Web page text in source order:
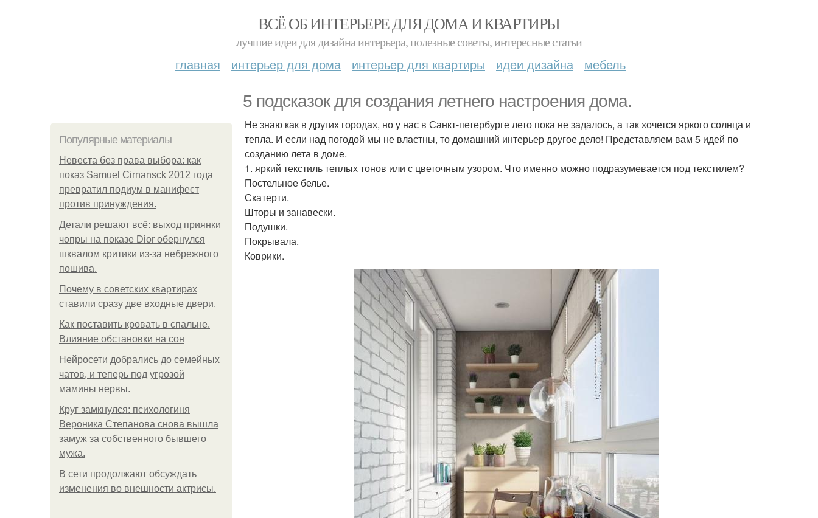
ВСЁ ОБ ИНТЕРЬЕРЕ ДЛЯ ДОМА И КВАРТИРЫ
лучшие идеи для дизайна интерьера, полезные советы, интересные статьи
главная интерьер для дома интерьер для квартиры идеи дизайна мебель
5 подсказок для создания летнего настроения дома.
Популярные материалы
Невеста без права выбора: как
показ Samuel Cirnansck 2012 года
превратил подиум в манифест
против принуждения.
Детали решают всё: выход приянки
чопры на показе Dior обернулся
шквалом критики из-за небрежного
пошива.
Почему в советских квартирах
ставили сразу две входные двери.
Как поставить кровать в спальне.
Влияние обстановки на сон
Нейросети добрались до семейных
чатов, и теперь под угрозой
мамины нервы.
Круг замкнулся: психологиня
Вероника Степанова снова вышла
замуж за собственного бывшего
мужа.
В сети продолжают обсуждать
изменения во внешности актрисы.
Не знаю как в других городах, но у нас в Санкт-петербурге лето пока не задалось, а так хочется яркого солнца и
тепла. И если над погодой мы не властны, то домашний интерьер другое дело! Представляем вам 5 идей по
созданию лета в доме.
1. яркий текстиль теплых тонов или с цветочным узором. Что именно можно подразумевается под текстилем?
Постельное белье.
Скатерти.
Шторы и занавески.
Подушки.
Покрывала.
Коврики.